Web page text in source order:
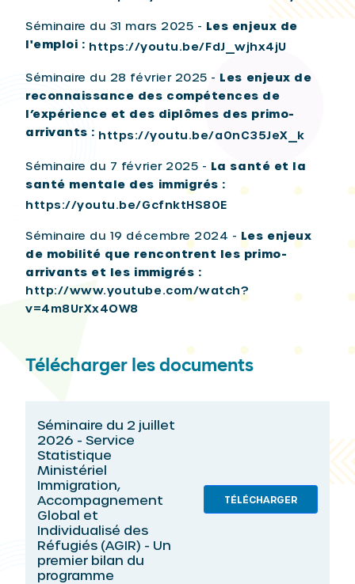
Séminaire du 31 mars 2025 - Les enjeux de
l'emploi : https://youtu.be/FdJ_wjhx4jU
Séminaire du 28 février 2025 - Les enjeux de
reconnaissance des compétences de
l’expérience et des diplômes des primo-
arrivants : https://youtu.be/a0nC35JeX_k
Séminaire du 7 février 2025 - La santé et la
santé mentale des immigrés :
https://youtu.be/GcfnktHS80E
Séminaire du 19 décembre 2024 - Les enjeux
de mobilité que rencontrent les primo-
arrivants et les immigrés :
http://www.youtube.com/watch?
v=4m8UrXx4OW8
Télécharger les documents
Séminaire du 2 juillet
2026 - Service
Statistique
Ministériel
Immigration,
Accompagnement
Global et
Individualisé des
Réfugiés (AGIR) - Un
premier bilan du
programme
TÉLÉCHARGER